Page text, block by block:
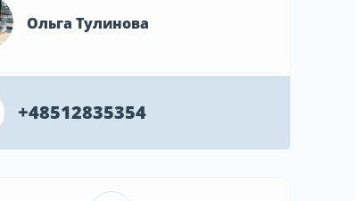
Ольга Тулинова
+48512835354